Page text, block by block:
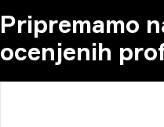
Pripremamo
ocenjenih